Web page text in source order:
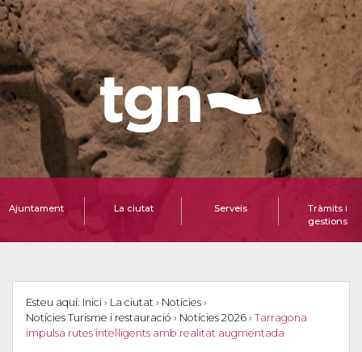
Ajuntament La ciutat Serveis
Tràmits i
gestions
Esteu aquí: Inici › La ciutat › Notícies ›
Notícies Turisme i restauració › Notícies 2026 › Tarragona
impulsa rutes intel·ligents amb realitat augmentada